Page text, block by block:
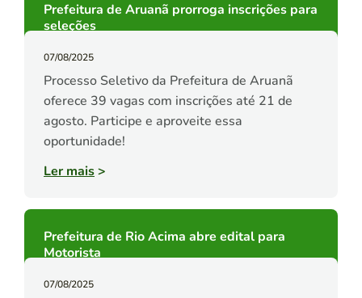
Prefeitura de Aruanã prorroga inscrições para
seleções
07/08/2025
Processo Seletivo da Prefeitura de Aruanã
oferece 39 vagas com inscrições até 21 de
agosto. Participe e aproveite essa
oportunidade!
Ler mais>
Prefeitura de Rio Acima abre edital para
Motorista
07/08/2025